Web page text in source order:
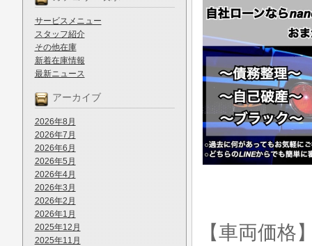
サービスメニュー
スタッフ紹介
その他在庫
新着在庫情報
最新ニュース
アーカイブ
2026年8月
2026年7月
2026年6月
2026年5月
2026年4月
2026年3月
2026年2月
2026年1月
2025年12月
2025年11月
【車両価格